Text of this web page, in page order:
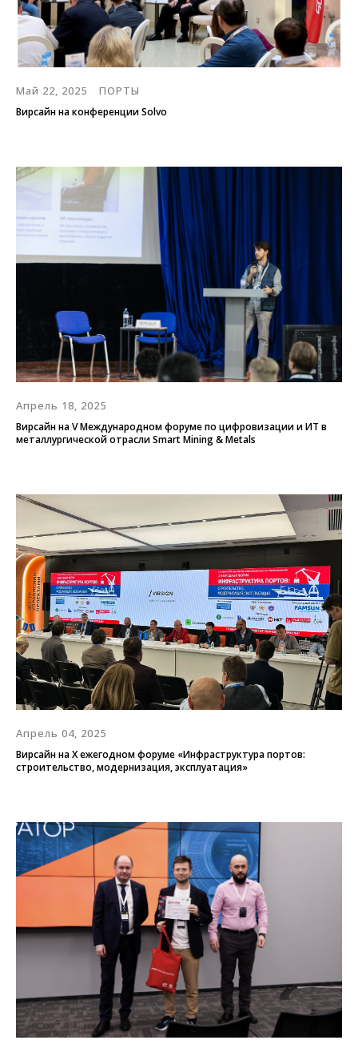
Май 22, 2025 ПОРТЫ
Вирсайн на конференции Solvo
Апрель 18, 2025
Вирсайн на V Международном форуме по цифровизации и ИТ в
металлургической отрасли Smart Mining & Metals
Апрель 04, 2025
Вирсайн на Х ежегодном форуме «Инфраструктура портов:
строительство, модернизация, эксплуатация»